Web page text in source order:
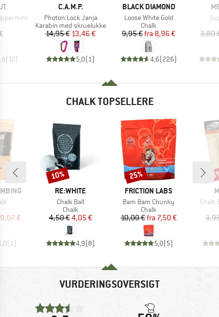
(10)
MÆRKE
C.A.M.P.
Artikel
Photon Lock Janja
Produktgruppe
Karabin med skruelukke
Pris
14,95 €Nedsat pris
13,46 €
5,0(1 )
MÆRKE
BLACK DIAMOND
Artikel
Loose White Gold
Produktgruppe
Chalk
Pris
9,95 € Nedsat pris
fra 8,96 €
4,6(226)
3,80
CHALK TOPSELLERE
pris
9,07 €
(1)
MÆRKE
RE:WHITE
Artikel
Chalk Ball
Produktgruppe
Chalk
Pris
4,50 €Nedsat pris
4,05 €
4,9(8)
Rabat
10%
MÆRKE
FRICTION LABS
Artikel
Bam Bam Chunky
Produktgruppe
Chalk
Pris
10,00 € Nedsat pris
fra 7,50 €
5,0(5)
Rabat
25%
Artikel
Chalk
VURDERINGSOVERSIGT